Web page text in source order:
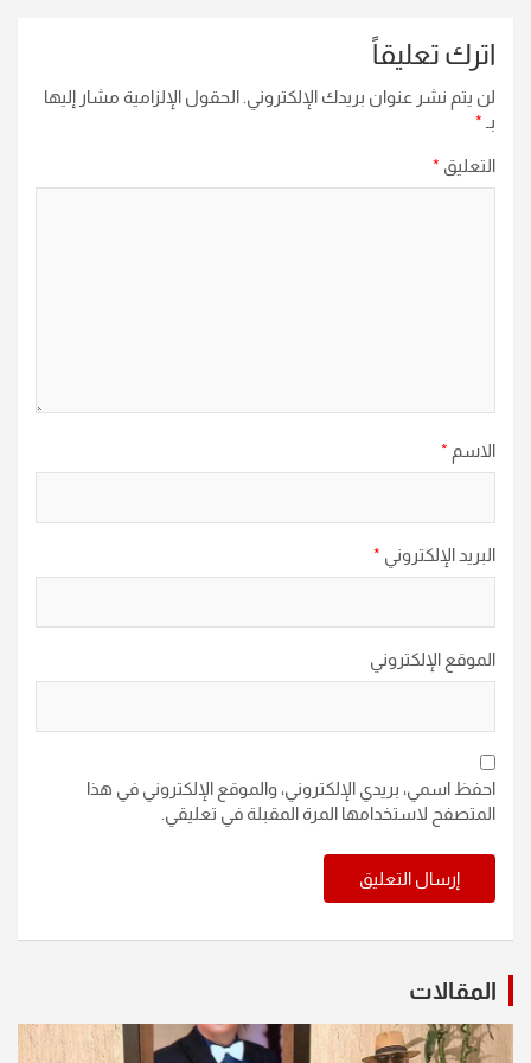
اترك تعليقاً
لن يتم نشر عنوان بريدك الإلكتروني. الحقول الإلزامية مشار إليها
بـ *
التعليق *
الاسم *
البريد الإلكتروني *
الموقع الإلكتروني
احفظ اسمي، بريدي الإلكتروني، والموقع الإلكتروني في هذا
المتصفح لاستخدامها المرة المقبلة في تعليقي.
المقالات